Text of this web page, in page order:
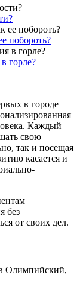
побороть?
горле?
в городе
Каждый
свою
так и посещая
касается и
без
от своих дел.
Олимпийский,